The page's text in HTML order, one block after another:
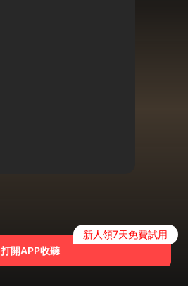
打開APP收聽
新人領7天免費試用